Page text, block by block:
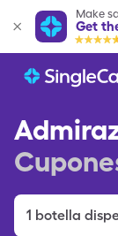
Make
Get
1 botella